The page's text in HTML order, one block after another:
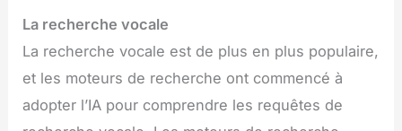
La recherche vocale
La recherche vocale est de plus en plus populaire,
et les moteurs de recherche ont commencé à
adopter l’IA pour comprendre les requêtes de